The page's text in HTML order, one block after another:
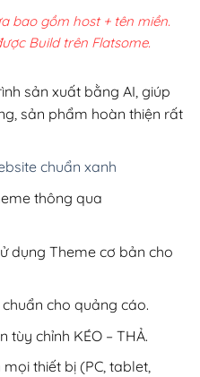
hiện
tại
900,000₫.
bao gồm host + tên miền.
Build trên Flatsome.
sản xuất bằng AI, giúp
sản phẩm hoàn thiện rất
chuẩn xanh
thông qua
dụng Theme cơ bản cho
chuẩn cho quảng cáo.
tùy chỉnh KÉO – THẢ.
thiết bị (PC, tablet,